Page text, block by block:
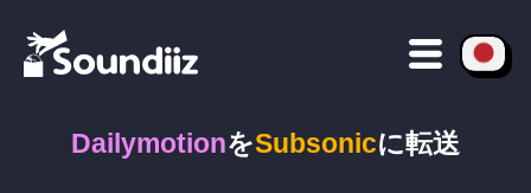
DailymotionをSubsonicに転送